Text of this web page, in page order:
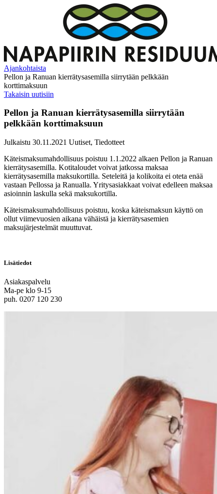
Ajankohtaista
Pellon ja Ranuan kierrätysasemilla siirrytään pelkkään
korttimaksuun
Takaisin uutisiin
Pellon ja Ranuan kierrätysasemilla siirrytään
pelkkään korttimaksuun
Julkaistu 30.11.2021 Uutiset, Tiedotteet
Käteismaksumahdollisuus poistuu 1.1.2022 alkaen Pellon ja Ranuan
kierrätysasemilla. Kotitaloudet voivat jatkossa maksaa
kierrätysasemilla maksukortilla. Seteleitä ja kolikoita ei oteta enää
vastaan Pellossa ja Ranualla. Yritysasiakkaat voivat edelleen maksaa
asioinnin laskulla sekä maksukortilla.
Käteismaksumahdollisuus poistuu, koska käteismaksun käyttö on
ollut viimevuosien aikana vähäistä ja kierrätysasemien
maksujärjestelmät muuttuvat.
Lisätiedot
Asiakaspalvelu
Ma-pe klo 9-15
puh. 0207 120 230